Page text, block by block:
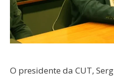
O presidente da CUT,